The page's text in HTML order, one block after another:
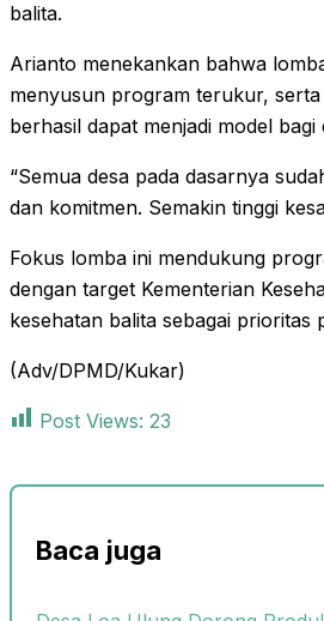
balita.
Arianto menekankan bahwa
menyusun program terukur,
berhasil dapat menjadi model
“Semua desa pada dasarnya
dan komitmen. Semakin tinggi
Fokus lomba ini mendukung
dengan target Kementerian
kesehatan balita sebagai prioritas
(Adv/DPMD/Kukar)
Post Views: 23
Baca juga